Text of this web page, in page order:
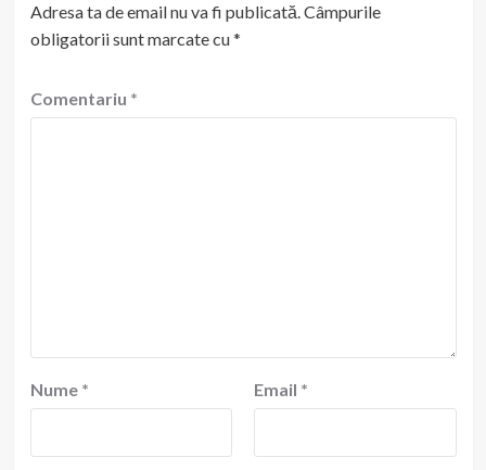
Adresa ta de email nu va fi publicată.Câmpurile
obligatorii sunt marcate cu*
Comentariu *
Nume * Email *